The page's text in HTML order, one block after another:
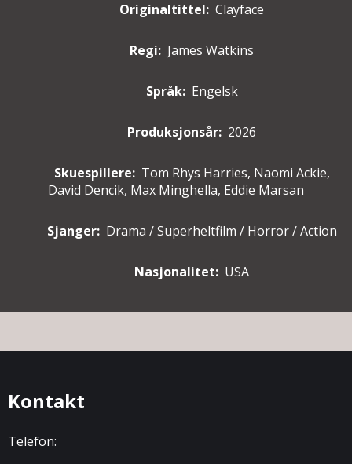
Originaltittel: Clayface
Regi: James Watkins
Språk: Engelsk
Produksjonsår: 2026
Skuespillere: Tom Rhys Harries, Naomi Ackie,
David Dencik, Max Minghella, Eddie Marsan
Sjanger: Drama / Superheltfilm / Horror / Action
Nasjonalitet: USA
Kontakt
Telefon: